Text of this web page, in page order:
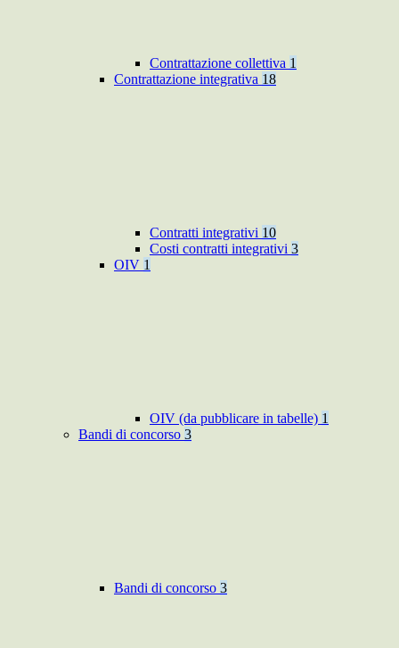
Contrattazione collettiva 1
Contrattazione integrativa 18
Contratti integrativi 10
Costi contratti integrativi 3
OIV 1
OIV (da pubblicare in tabelle) 1
Bandi di concorso 3
Bandi di concorso 3